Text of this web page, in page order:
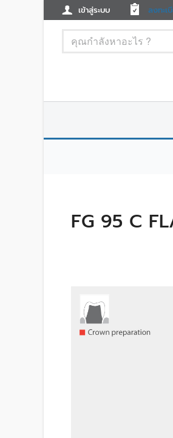
เข้าสู่ระบบ ลงทะเ
FG 95 C